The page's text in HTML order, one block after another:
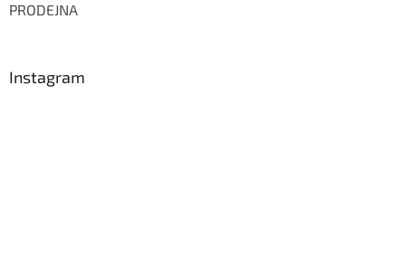
PRODEJNA
Instagram